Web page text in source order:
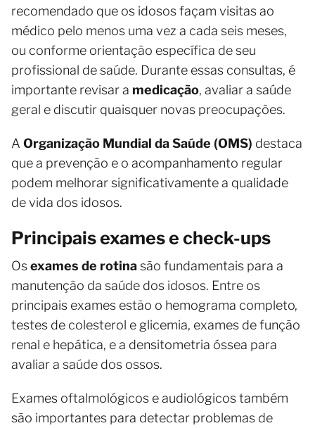
recomendado que os idosos façam visitas ao
médico pelo menos uma vez a cada seis meses,
ou conforme orientação específica de seu
profissional de saúde. Durante essas consultas, é
importante revisar a medicação, avaliar a saúde
geral e discutir quaisquer novas preocupações.
A Organização Mundial da Saúde (OMS) destaca
que a prevenção e o acompanhamento regular
podem melhorar significativamente a qualidade
de vida dos idosos.
Principais exames e check-ups
Osexames de rotinasão fundamentais para a
manutenção da saúde dos idosos. Entre os
principais exames estão o hemograma completo,
testes de colesterol e glicemia, exames de função
renal e hepática, e a densitometria óssea para
avaliar a saúde dos ossos.
Exames oftalmológicos e audiológicos também
são importantes para detectar problemas de